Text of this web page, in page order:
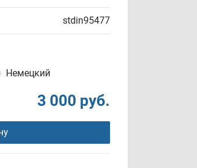
stdin95477
Немецкий
3 000 руб.